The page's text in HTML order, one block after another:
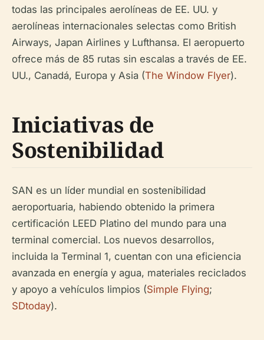
todas las principales aerolíneas de EE. UU. y
aerolíneas internacionales selectas como British
Airways, Japan Airlines y Lufthansa. El aeropuerto
ofrece más de 85 rutas sin escalas a través de EE.
UU., Canadá, Europa y Asia (The Window Flyer).
Iniciativas de
Sostenibilidad
SAN es un líder mundial en sostenibilidad
aeroportuaria, habiendo obtenido la primera
certificación LEED Platino del mundo para una
terminal comercial. Los nuevos desarrollos,
incluida la Terminal 1, cuentan con una eficiencia
avanzada en energía y agua, materiales reciclados
y apoyo a vehículos limpios (Simple Flying;
SDtoday).